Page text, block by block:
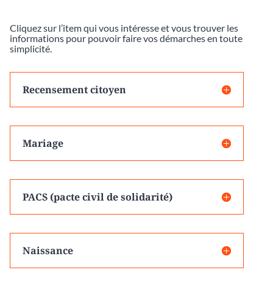
Cliquez sur l’item qui vous intéresse et vous trouver les
informations pour pouvoir faire vos démarches en toute
simplicité.
Recensement citoyen
Mariage
PACS (pacte civil de solidarité)
Naissance